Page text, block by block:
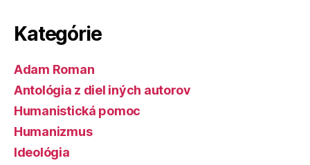
Kategórie
Adam Roman
Antológia z diel iných autorov
Humanistická pomoc
Humanizmus
Ideológia